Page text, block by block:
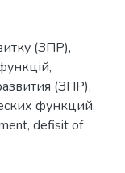
(ЗПР),
,
(ЗПР),
функций,
, defisit of